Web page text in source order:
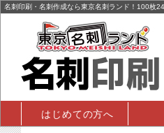
名刺印刷・名刺作成なら東京名刺ランド！100枚
はじめての方へ